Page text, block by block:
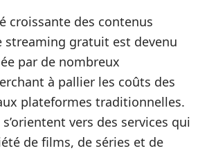
croissante des contenus
streaming gratuit est devenu
par de nombreux
à pallier les coûts des
plateformes traditionnelles.
vers des services qui
de films, de séries et de